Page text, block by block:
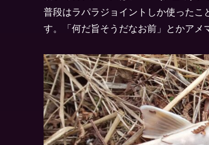
普段はラパラジョイントしか使ったこ
す。「何だ旨そうだなお前」とかアメ